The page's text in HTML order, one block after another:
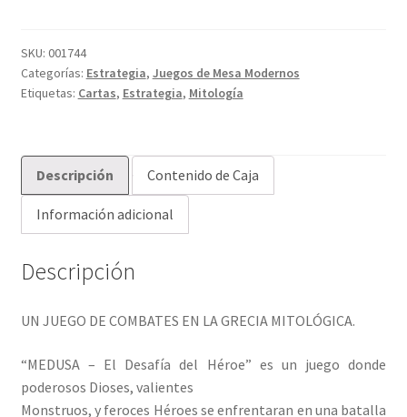
Héroe
cantidad
SKU: 001744
Categorías: Estrategia, Juegos de Mesa Modernos
Etiquetas: Cartas, Estrategia, Mitología
Descripción Contenido de Caja
Información adicional
Descripción
UN JUEGO DE COMBATES EN LA GRECIA MITOLÓGICA.
“MEDUSA – El Desafía del Héroe” es un juego donde
poderosos Dioses, valientes
Monstruos, y feroces Héroes se enfrentaran en una batalla